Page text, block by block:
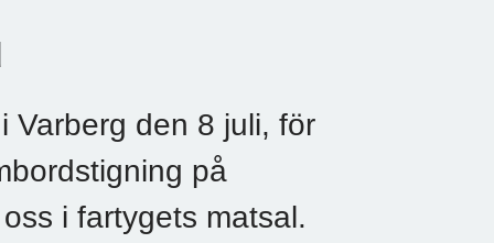
Varberg den 8 juli, för
på
i fartygets matsal.